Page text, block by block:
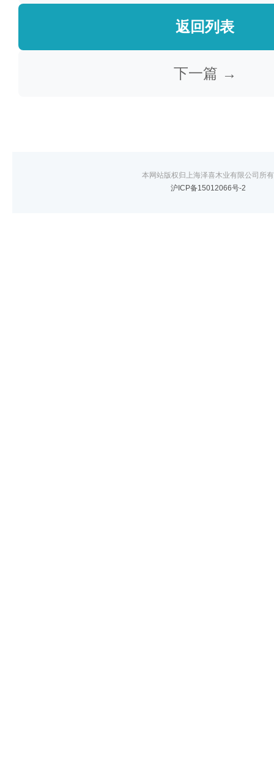
返回列表
下一篇 →
本网站版权归上海泽喜木业有限公司所有
沪ICP备15012066号-2